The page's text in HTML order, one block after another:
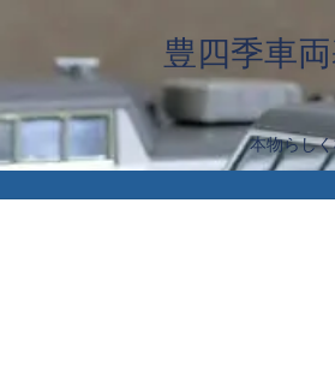
豊四季車
本物らし